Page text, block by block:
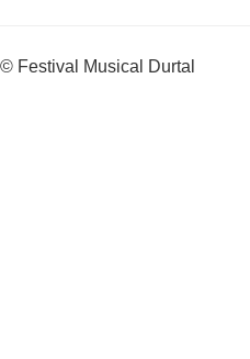
© Festival Musical Durtal